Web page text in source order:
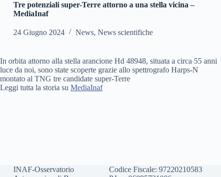
u
o
Tre potenziali super-Terre attorno a una stella vicina –
MediaInaf
24 Giugno 2024 News, News scientifiche
In orbita attorno alla stella arancione Hd 48948, situata a circa 55 anni
luce da noi, sono state scoperte grazie allo spettrografo Harps-N
montato al TNG tre candidate super-Terre
Leggi tutta la storia su MediaInaf
INAF-Osservatorio
Codice Fiscale: 97220210583